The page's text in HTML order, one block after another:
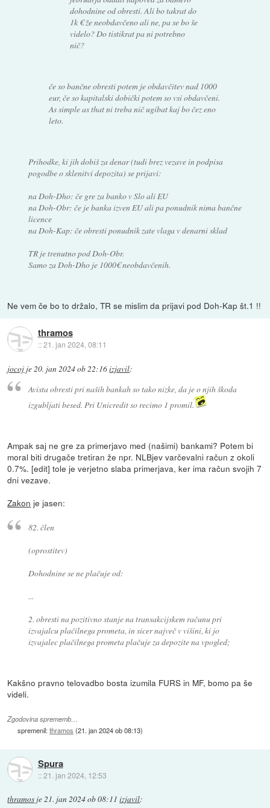
dohodnine od obresti. Ali bo takrat do
1k € že neobdavčeno ali ne, pa se bo še
videlo? Do tistikrat pa ni potrebno
nič?
če so bančne obresti potem je obdavčitev nad 1000
eur, če so kapitalski dobički potem so vsi obdavčeni.
As simple as that ni treba nič ugibat kaj bo čez eno
leto.
Prihodke, ki jih dobiš za denar (tudi brez vezave in podpisa
pogodbe o sklenitvi depozita) se prijavi:
na Doh-Dho: če gre za banko v Slo ali EU
na Doh-Obr: če je banka izven EU ali pa ponudnik nima bančne
licence
na Doh-Kap: če obresti ponudnik zate vlaga v denarni sklad
TR je trenutno pod Doh-Obr.
Samo za Doh-Dho je 1000€ neobdavčenih.
Ne vem če bo to držalo, TR se mislim da prijavi pod Doh-Kap št.1 !!
thramos
::21. jan 2024, 08:11
jocoj je20. jan 2024 ob 22:16izjavil:
Avista obresti pri naših bankah so tako nizke, da je o njih škoda
izgubljati besed. Pri Unicredit so recimo 1 promil.
Ampak saj ne gre za primerjavo med (našimi) bankami? Potem bi
moral biti drugače tretiran že npr. NLBjev varčevalni račun z okoli
0.7%. [edit] tole je verjetno slaba primerjava, ker ima račun svojih 7
dni vezave.
Zakon je jasen:
82. člen
(oprostitev)
Dohodnine se ne plačuje od:
...
2. obresti na pozitivno stanje na transakcijskem računu pri
izvajalcu plačilnega prometa, in sicer največ v višini, ki jo
izvajalec plačilnega prometa plačuje za depozite na vpogled;
Kakšno pravno telovadbo bosta izumila FURS in MF, bomo pa še
videli.
Zgodovina sprememb…
spremenil:thramos (21. jan 2024 ob 08:13)
Spura
::21. jan 2024, 12:53
thramos je21. jan 2024 ob 08:11 izjavil: